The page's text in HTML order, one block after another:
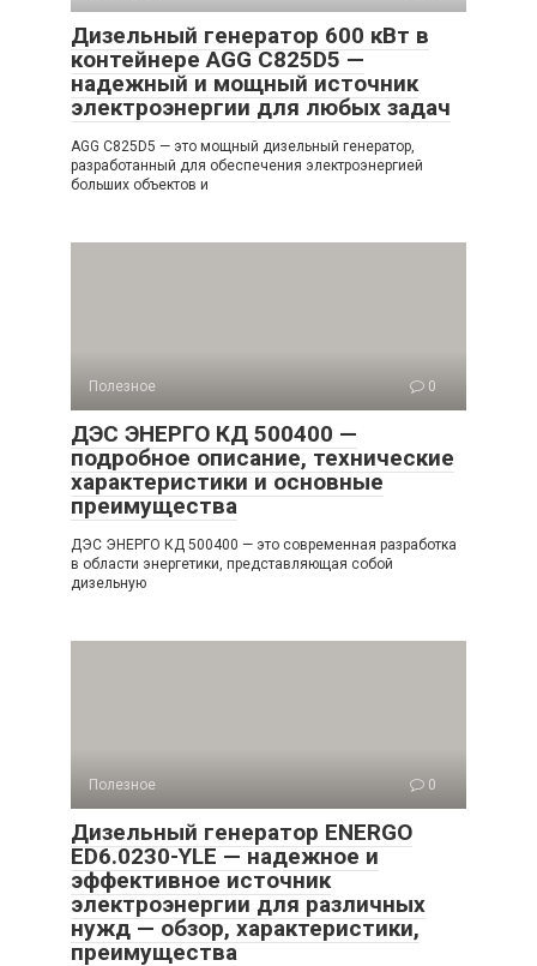
Дизельный генератор 600 кВт в
контейнере AGG C825D5 —
надежный и мощный источник
электроэнергии для любых задач
AGG C825D5 — это мощный дизельный генератор,
разработанный для обеспечения электроэнергией
больших объектов и
Полезное 0
ДЭС ЭНЕРГО КД 500400 —
подробное описание, технические
характеристики и основные
преимущества
ДЭС ЭНЕРГО КД 500400 — это современная разработка
в области энергетики, представляющая собой
дизельную
Полезное 0
Дизельный генератор ENERGO
ED6.0230-YLE — надежное и
эффективное источник
электроэнергии для различных
нужд — обзор, характеристики,
преимущества